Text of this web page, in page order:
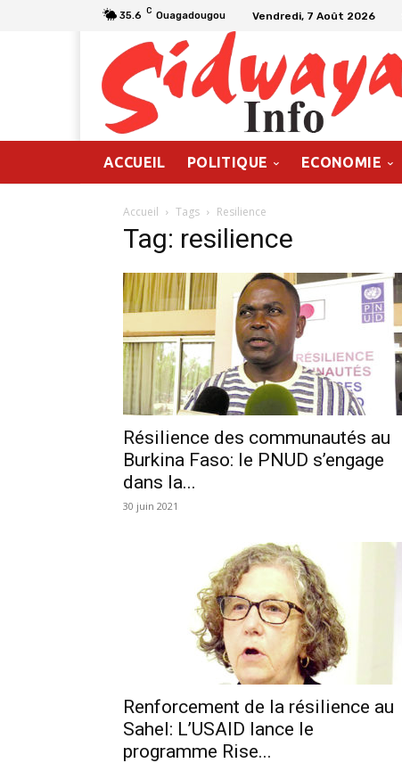
35.6 C Ouagadougou Vendredi, 7 Août 2026
ACCUEIL POLITIQUE ECONOMIE
Accueil Tags Resilience
Tag: resilience
Résilience des communautés au
Burkina Faso: le PNUD s’engage
dans la...
30 juin 2021
Renforcement de la résilience au
Sahel: L’USAID lance le
programme Rise...